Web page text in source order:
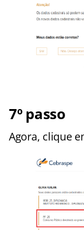
7º passo
Agora, clique